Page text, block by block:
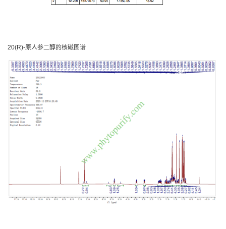
20(R)-原人参二醇的核磁图谱